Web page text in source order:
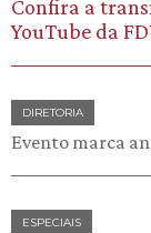
Confira a
YouTube da
DIRETORIA
Evento marca
ESPECIAIS